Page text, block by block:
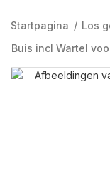
Startpagina / Los
Buis incl Wartel